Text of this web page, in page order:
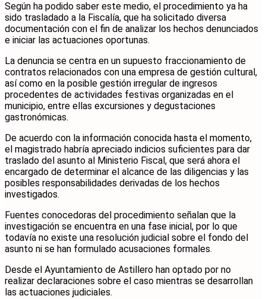
Según ha podido saber este medio, el procedimiento ya ha
sido trasladado a la Fiscalía, que ha solicitado diversa
documentación con el fin de analizar los hechos denunciados
e iniciar las actuaciones oportunas.
La denuncia se centra en un supuesto fraccionamiento de
contratos relacionados con una empresa de gestión cultural,
así como en la posible gestión irregular de ingresos
procedentes de actividades festivas organizadas en el
municipio, entre ellas excursiones y degustaciones
gastronómicas.
De acuerdo con la información conocida hasta el momento,
el magistrado habría apreciado indicios suficientes para dar
traslado del asunto al Ministerio Fiscal, que será ahora el
encargado de determinar el alcance de las diligencias y las
posibles responsabilidades derivadas de los hechos
investigados.
Fuentes conocedoras del procedimiento señalan que la
investigación se encuentra en una fase inicial, por lo que
todavía no existe una resolución judicial sobre el fondo del
asunto ni se han formulado acusaciones formales.
Desde el Ayuntamiento de Astillero han optado por no
realizar declaraciones sobre el caso mientras se desarrollan
las actuaciones judiciales.